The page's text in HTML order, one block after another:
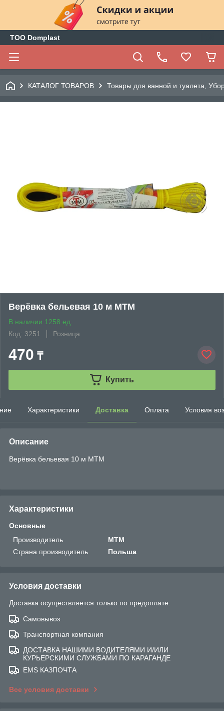
ТОО Domplast
КАТАЛОГ ТОВАРОВ Товары для ванной и туалета,
Верёвка бельевая 10 м MTM
В наличии 1258 ед.
Код: 3251
Розница
470 ₸
Купить
Характеристики Доставка Оплата Условия
Описание
Верёвка бельевая 10 м MTM
Характеристики
Основные
Производитель
MTM
Страна производитель
Польша
Условия доставки
Доставка осуществляется только по предоплате.
Самовывоз
Транспортная компания
ДОСТАВКА НАШИМИ ВОДИТЕЛЯМИ И/ИЛИ
КУРЬЕРСКИМИ СЛУЖБАМИ ПО КАРАГАНДЕ
EMS КАЗПОЧТА
Все условия доставки